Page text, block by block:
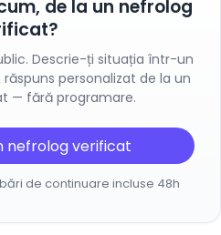
de la un nefrolog
Descrie-ți situația într-un
personalizat de la un
— fără programare.
nefrolog verificat
de continuare incluse 48h